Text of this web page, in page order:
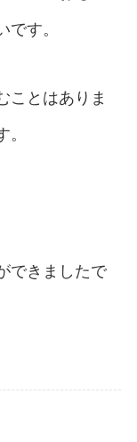
す。
ことはありま
できましたで